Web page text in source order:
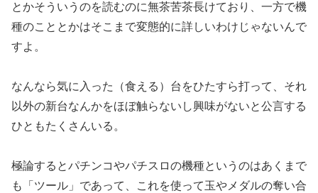
とかそう いうのを読むのに無茶苦茶長けており、一方で機
種のこととかはそこまで変態的に詳しいわけじゃないんで
すよ。
なんなら気に入った（食える）台をひたすら打って、それ
以外の新台なんかをほぼ触らないし興味がないと公言する
ひともたくさんいる。
極論するとパチンコやパチスロの機種というのはあくまで
も「ツール」であって、これを使って玉やメダルの奪い合